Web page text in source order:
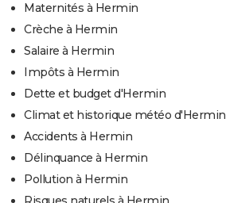
Maternités à Hermin
Crèche à Hermin
Salaire à Hermin
Impôts à Hermin
Dette et budget d'Hermin
Climat et historique météo d'Hermin
Accidents à Hermin
Délinquance à Hermin
Pollution à Hermin